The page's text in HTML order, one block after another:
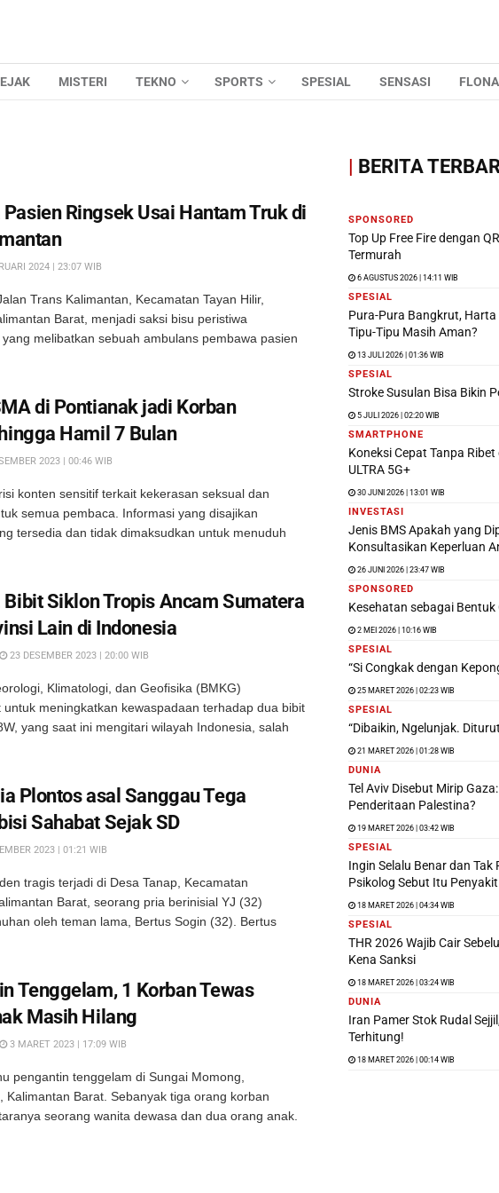
MISTERI TEKNO SPORTS SPESIAL SENSASI FLONA
Ringsek Usai Hantam Truk di
2024 | 23:07 WIB
Trans Kalimantan, Kecamatan Tayan Hilir,
Barat, menjadi saksi bisu peristiwa
melibatkan sebuah ambulans pembawa pasien
di Pontianak jadi Korban
Hamil 7 Bulan
2023 | 00:46 WIB
konten sensitif terkait kekerasan seksual dan
semua pembaca. Informasi yang disajikan
tersedia dan tidak dimaksudkan untuk menuduh
Bibit Siklon Tropis Ancam Sumatera
Lain di Indonesia
23 DESEMBER 2023 | 20:00 WIB
Klimatologi, dan Geofisika (BMKG)
meningkatkan kewaspadaan terhadap dua bibit
yang saat ini mengitari wilayah Indonesia, salah
Plontos asal Sanggau Tega
Sahabat Sejak SD
2023 | 01:21 WIB
tragis terjadi di Desa Tanap, Kecamatan
Barat, seorang pria berinisial YJ (32)
oleh teman lama, Bertus Sogin (32). Bertus
Tenggelam, 1 Korban Tewas
Masih Hilang
3 MARET 2023 | 17:09 WIB
pengantin tenggelam di Sungai Momong,
Kalimantan Barat. Sebanyak tiga orang korban
seorang wanita dewasa dan dua orang anak.
| BERITA
SPONSORED
Top Up Free Fire dengan
Termurah
6 AGUSTUS 2026 | 14:11 WIB
SPESIAL
Pura-Pura Bangkrut, Harta
Tipu-Tipu Masih Aman?
13 JULI 2026 | 01:36 WIB
SPESIAL
Stroke Susulan Bisa Bikin
5 JULI 2026 | 02:20 WIB
SMARTPHONE
Koneksi Cepat Tanpa
ULTRA 5G+
30 JUNI 2026 | 13:01 WIB
INVESTASI
Jenis BMS Apakah yang
Konsultasikan Keperluan
26 JUNI 2026 | 23:47 WIB
SPONSORED
Kesehatan sebagai Bentuk
2 MEI 2026 | 10:16 WIB
SPESIAL
“Si Congkak dengan
25 MARET 2026 | 02:23 WIB
SPESIAL
“Dibaikin, Ngelunjak.
21 MARET 2026 | 01:28 WIB
DUNIA
Tel Aviv Disebut Mirip
Penderitaan Palestina?
19 MARET 2026 | 03:42 WIB
SPESIAL
Ingin Selalu Benar dan
Psikolog Sebut Itu Penyakit
18 MARET 2026 | 04:34 WIB
SPESIAL
THR 2026 Wajib Cair
Kena Sanksi
18 MARET 2026 | 03:24 WIB
DUNIA
Iran Pamer Stok Rudal
Terhitung!
18 MARET 2026 | 00:14 WIB